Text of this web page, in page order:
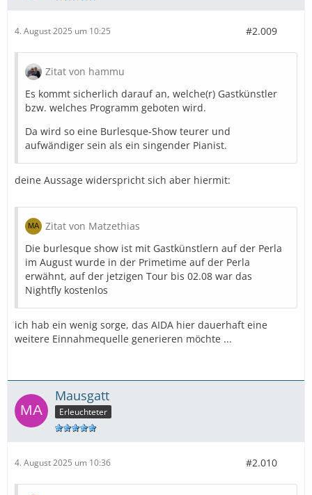
4. August 2025 um 10:25 #2.009
Zitat von hammu
Es kommt sicherlich darauf an, welche(r) Gastkünstler
bzw. welches Programm geboten wird.
Da wird so eine Burlesque-Show teurer und
aufwändiger sein als ein singender Pianist.
deine Aussage widerspricht sich aber hiermit:
Zitat von Matzethias
Die burlesque show ist mit Gastkünstlern auf der Perla
im August wurde in der Primetime auf der Perla
erwähnt, auf der jetzigen Tour bis 02.08 war das
Nightfly kostenlos
ich hab ein wenig sorge, das AIDA hier dauerhaft eine
weitere Einnahmequelle generieren möchte ...
Mausgatt
Erleuchteter
4. August 2025 um 10:36 #2.010